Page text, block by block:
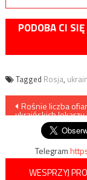
PODOBA CI
Tagged Rosja,
Nawigacja
wpisu
Rośnie liczba ofiar
ukraińskich lekarzy
Telegram
WESPRZYJ